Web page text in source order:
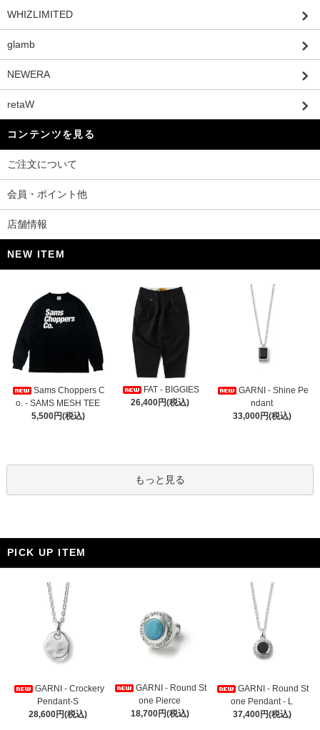
WHIZLIMITED
glamb
NEWERA
retaW
コンテンツを見る
ご注文について
会員・ポイント他
店舗情報
NEW ITEM
Sams Choppers C
o. - SAMS MESH TEE
5,500円(税込)
FAT - BIGGIES
26,400円(税込)
GARNI - Shine Pe
ndant
33,000円(税込)
もっと見る
PICK UP ITEM
GARNI - Crockery
Pendant-S
28,600円(税込)
GARNI - Round St
one Pierce
18,700円(税込)
GARNI - Round St
one Pendant - L
37,400円(税込)